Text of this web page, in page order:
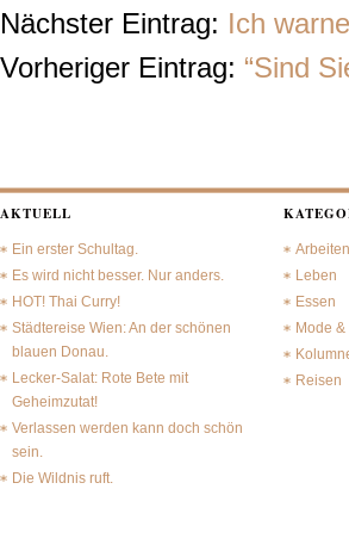
Nächster Eintrag: Ich
Vorheriger Eintrag: “Sind
AKTUELL
Ein erster Schultag.
Es wird nicht besser. Nur anders.
HOT! Thai Curry!
Städtereise Wien: An der schönen
blauen Donau.
Lecker-Salat: Rote Bete mit
Geheimzutat!
Verlassen werden kann doch schön
sein.
Die Wildnis ruft.
Arbeiten
Leben
Essen
Mode
Reisen